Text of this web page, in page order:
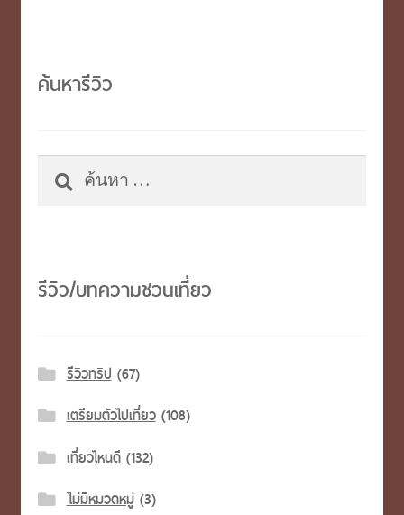
ค้นหารีวิว
ค้นหา
สำหรับ:
รีวิว/บทความชวนเที่ยว
รีวิวทริป (67)
เตรียมตัวไปเที่ยว(108)
เที่ยวไหนดี(132)
ไม่มีหมวดหมู่(3)